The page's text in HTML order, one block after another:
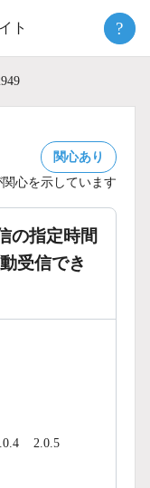
ト ?
関心あり
関心を示しています
の指定時間
受信でき
2.0.5